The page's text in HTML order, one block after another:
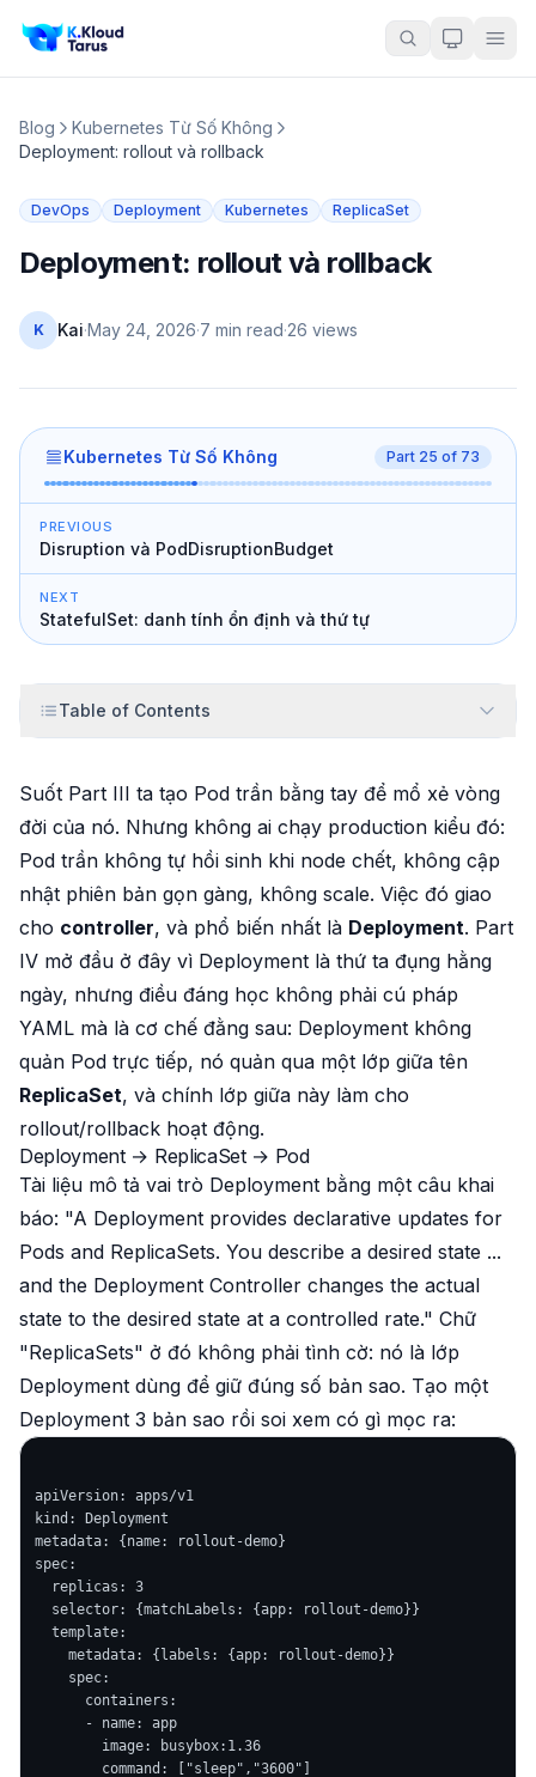
Blog
Kubernetes Từ Số Không
Deployment: rollout và rollback
DevOps Deployment Kubernetes ReplicaSet
Deployment: rollout và rollback
K Kai·May 24, 2026·7 min read·26 views
Kubernetes Từ Số Không Part 25 of 73
PREVIOUS
Disruption và PodDisruptionBudget
NEXT
StatefulSet: danh tính ổn định và thứ tự
Table of Contents
Suốt Part III ta tạo Pod trần bằng tay để mổ xẻ vòng
đời của nó. Nhưng không ai chạy production kiểu đó:
Pod trần không tự hồi sinh khi node chết, không cập
nhật phiên bản gọn gàng, không scale. Việc đó giao
cho controller, và phổ biến nhất là Deployment. Part
IV mở đầu ở đây vì Deployment là thứ ta đụng hằng
ngày, nhưng điều đáng học không phải cú pháp
YAML mà là cơ chế đằng sau: Deployment không
quản Pod trực tiếp, nó quản qua một lớp giữa tên
ReplicaSet, và chính lớp giữa này làm cho
rollout/rollback hoạt động.
Deployment → ReplicaSet → Pod
Tài liệu mô tả vai trò Deployment bằng một câu khai
báo: "A Deployment provides declarative updates for
Pods and ReplicaSets. You describe a desired state ...
and the Deployment Controller changes the actual
state to the desired state at a controlled rate." Chữ
"ReplicaSets" ở đó không phải tình cờ: nó là lớp
Deployment dùng để giữ đúng số bản sao. Tạo một
Deployment 3 bản sao rồi soi xem có gì mọc ra:
apiVersion: apps/v1
kind: Deployment
metadata: {name: rollout-demo}
spec:
  replicas: 3
  selector: {matchLabels: {app: rollout-demo}}
  template:
    metadata: {labels: {app: rollout-demo}}
    spec:
      containers:
      - name: app
        image: busybox:1.36